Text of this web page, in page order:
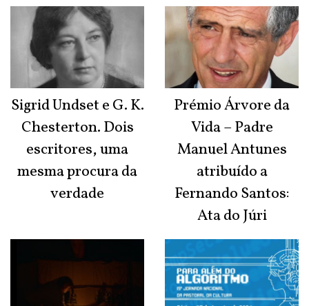
Sigrid Undset e G. K.
Chesterton. Dois
escritores, uma
mesma procura da
verdade
Prémio Árvore da
Vida – Padre
Manuel Antunes
atribuído a
Fernando Santos:
Ata do Júri